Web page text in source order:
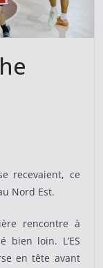
recevaient, ce
Nord Est.
rencontre à
bien loin. L’ES
en tête avant